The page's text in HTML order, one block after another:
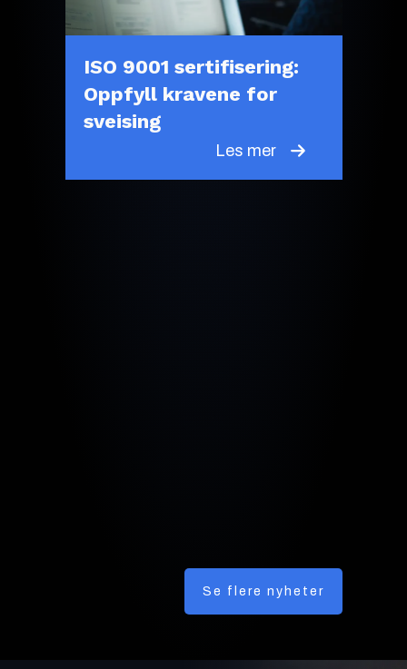
ISO 9001 sertifisering:
Oppfyll kravene for
sveising
Les mer
Se flere nyheter